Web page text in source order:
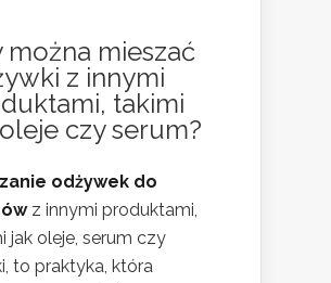
można mieszać
z innymi
takimi
czy serum?
odżywek do
z innymi produktami,
jak oleje, serum czy
to praktyka, która